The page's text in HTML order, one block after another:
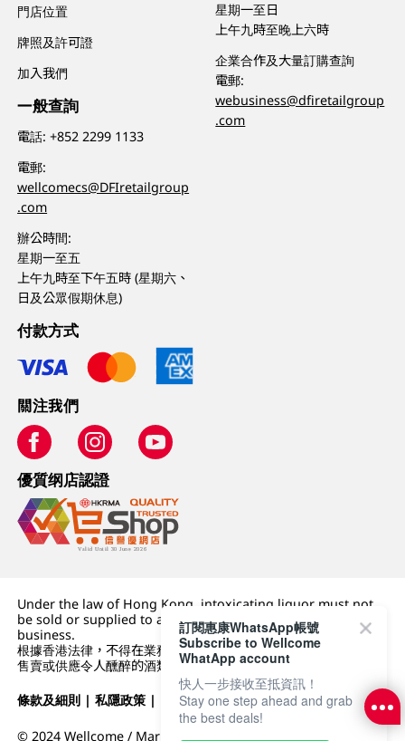
門店位置
牌照及許可證
加入我們
一般查詢
電話:+852 2299 1133
電郵:
wellcomecs@DFIretailgroup
.com
辦公時間:
星期一至五
上午九時至下午五時 (星期六、
日及公眾假期休息)
星期一至日
上午九時至晚上六時
企業合作及大量訂購查詢
電郵:
webusiness@dfiretailgroup
.com
付款方式
關注我們
優質纲店認證
Under the law of Hong Kong, intoxicating liquor must not
be sold or supplied to a minor (under 18) in the course of
business.
根據香港法律，不得在業務過程中，向未成年人 (18 歲以下人士)
售賣或供應令人醺醉的酒類。
條款及細則 |私隱政策 | DFI零售集團
© 2024 Wellcome / Market Place. The Dairy Farm Company
訂閱惠康WhatsApp帳號
Subscribe to Wellcome
WhatApp account
快人一步接收至抵資訊！
Stay one step ahead and grab
the best deals!